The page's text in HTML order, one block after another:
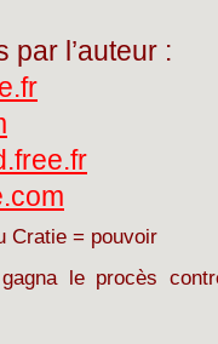
par l’auteur :
Cratie = pouvoir
le procès